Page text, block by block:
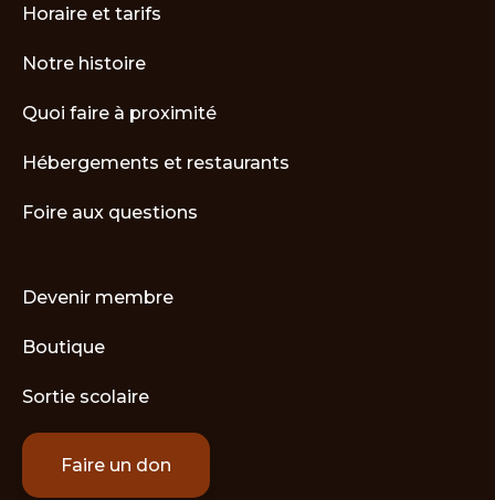
Horaire et tarifs
Notre histoire
Quoi faire à proximité
Hébergements et restaurants
Foire aux questions
Devenir membre
Boutique
Sortie scolaire
Faire un don